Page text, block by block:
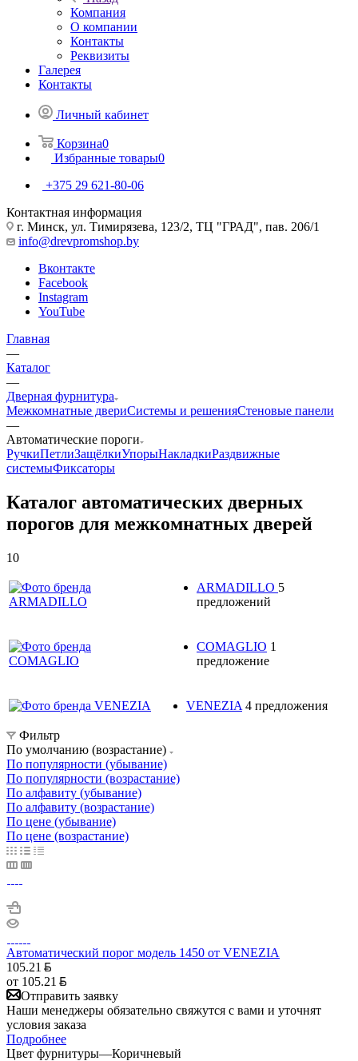
Компания
О компании
Контакты
Реквизиты
Галерея
Контакты
Личный кабинет
Корзина0
Избранные товары0
+375 29 621-80-06
Контактная информация
г. Минск, ул. Тимирязева, 123/2, ТЦ "ГРАД", пав. 206/1
info@drevpromshop.by
Вконтакте
Facebook
Instagram
YouTube
Главная
—
Каталог
—
Дверная фурнитура
Межкомнатные двериСистемы и решенияСтеновые панели
—
Автоматические пороги
РучкиПетлиЗащёлкиУпорыНакладкиРаздвижные
системыФиксаторы
Каталог автоматических дверных
порогов для межкомнатных дверей
10
ARMADILLO 5
предложений
COMAGLIO 1
предложение
VENEZIA 4 предложения
Фильтр
По умолчанию (возрастание)
По популярности (убывание)
По популярности (возрастание)
По алфавиту (убывание)
По алфавиту (возрастание)
По цене (убывание)
По цене (возрастание)
Автоматический порог модель 1450 от VENEZIA
105.21
от 105.21
Отправить заявку
Наши менеджеры обязательно свяжутся с вами и уточнят
условия заказа
Подробнее
Цвет фурнитуры—Коричневый